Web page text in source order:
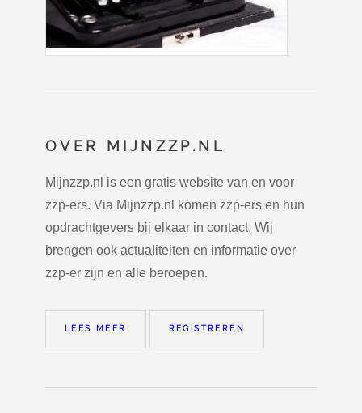
OVER MIJNZZP.NL
Mijnzzp.nl is een gratis website van en voor
zzp-ers. Via Mijnzzp.nl komen zzp-ers en hun
opdrachtgevers bij elkaar in contact. Wij
brengen ook actualiteiten en informatie over
zzp-er zijn en alle beroepen.
LEES MEER REGISTREREN